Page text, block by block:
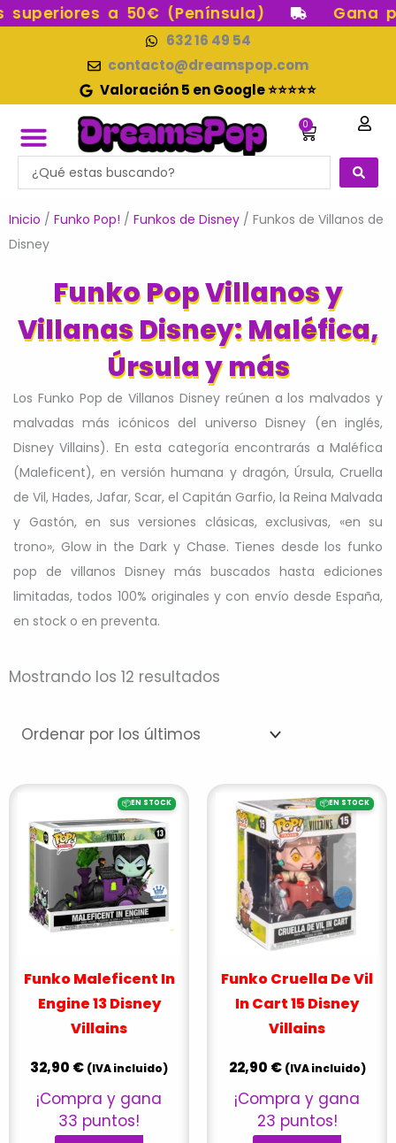
Ir
a 50€ (Península) Gana
632 16 49 54
contacto@dreamspop.com
Valoración 5 en Google ⭐⭐⭐⭐⭐
0
Carrito
Search
...
Inicio / Funko Pop! / Funkos de Disney / Funkos de Villanos de
Disney
Funko Pop Villanos y
Villanas Disney: Maléfica,
Úrsula y más
Los Funko Pop de Villanos Disney reúnen a los malvados y
malvadas más icónicos del universo Disney (en inglés,
Disney Villains). En esta categoría encontrarás a Maléfica
(Maleficent), en versión humana y dragón, Úrsula, Cruella
de Vil, Hades, Jafar, Scar, el Capitán Garfio, la Reina Malvada
y Gastón, en sus versiones clásicas, exclusivas, «en su
trono», Glow in the Dark y Chase. Tienes desde los funko
pop de villanos Disney más buscados hasta ediciones
limitadas, todos 100% originales y con envío desde España,
en stock o en preventa.
Mostrando los 12 resultados
📦EN STOCK
Funko Maleficent In
Engine 13 Disney
Villains
32,90 € (IVA incluido)
¡Compra y gana
33 puntos!
📦EN STOCK
Funko Cruella De Vil
In Cart 15 Disney
Villains
22,90 € (IVA incluido)
¡Compra y gana
23 puntos!